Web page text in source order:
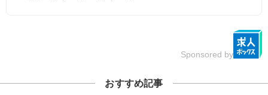
Sponsored by
おすすめ記事